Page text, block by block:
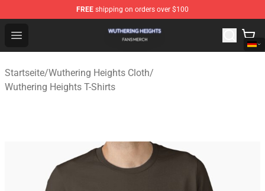
FREE shipping on orders over $100
Open menu
Wuthering Heights Shop - Official Wuthering Heights
Startseite/Wuthering Heights Cloth/
Wuthering Heights T-Shirts